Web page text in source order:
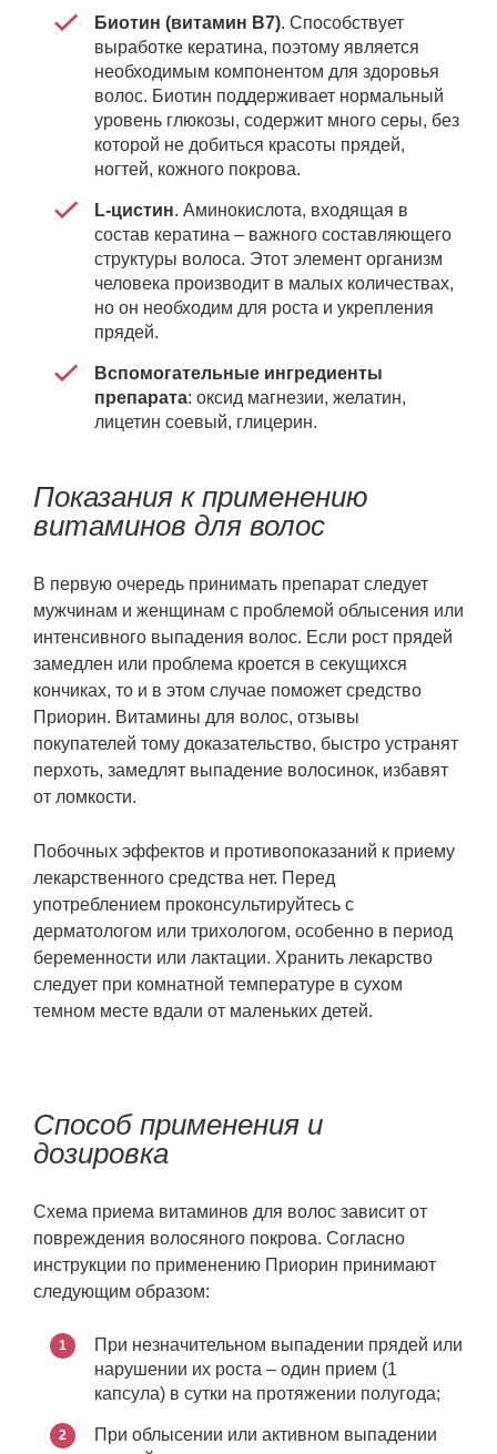
Биотин (витамин В7). Способствует
выработке кератина, поэтому является
необходимым компонентом для здоровья
волос. Биотин поддерживает нормальный
уровень глюкозы, содержит много серы, без
которой не добиться красоты прядей,
ногтей, кожного покрова.
L-цистин. Аминокислота, входящая в
состав кератина – важного составляющего
структуры волоса. Этот элемент организм
человека производит в малых количествах,
но он необходим для роста и укрепления
прядей.
Вспомогательные ингредиенты
препарата: оксид магнезии, желатин,
лицетин соевый, глицерин.
Показания к применению
витаминов для волос
В первую очередь принимать препарат следует
мужчинам и женщинам с проблемой облысения или
интенсивного выпадения волос. Если рост прядей
замедлен или проблема кроется в секущихся
кончиках, то и в этом случае поможет средство
Приорин. Витамины для волос, отзывы
покупателей тому доказательство, быстро устранят
перхоть, замедлят выпадение волосинок, избавят
от ломкости.
Побочных эффектов и противопоказаний к приему
лекарственного средства нет. Перед
употреблением проконсультируйтесь с
дерматологом или трихологом, особенно в период
беременности или лактации. Хранить лекарство
следует при комнатной температуре в сухом
темном месте вдали от маленьких детей.
Способ применения и
дозировка
Схема приема витаминов для волос зависит от
повреждения волосяного покрова. Согласно
инструкции по применению Приорин принимают
следующим образом:
При незначительном выпадении прядей или
нарушении их роста – один прием (1
капсула) в сутки на протяжении полугода;
При облысении или активном выпадении